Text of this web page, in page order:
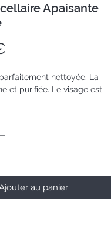
Apaisante
nettoyée. La
et purifiée. Le visage est
200mL
au panier